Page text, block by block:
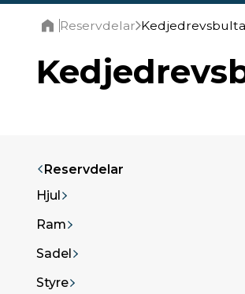
Reservdelar
Reservdelar
Hjul
Ram
Sadel
Styre